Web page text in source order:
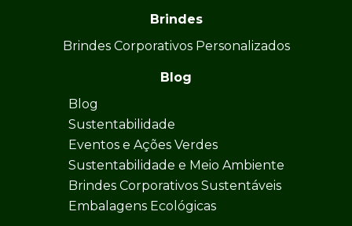
Brindes
Brindes Corporativos Personalizados
Blog
Blog
Sustentabilidade
Eventos e Ações Verdes
Sustentabilidade e Meio Ambiente
Brindes Corporativos Sustentáveis
Embalagens Ecológicas